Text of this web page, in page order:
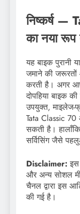
निष्कर्ष —
का नया रूप
यह बाइक पुरानी
जमाने की
करती है। अगर
दोपहिया बाइक
उपयुक्त, माइलेज-
Tata Classic
सकती है।
सर्विसिंग जैसे
Disclaimer: इस
और अन्य सोशल
चैनल द्वारा इस
की गई है।